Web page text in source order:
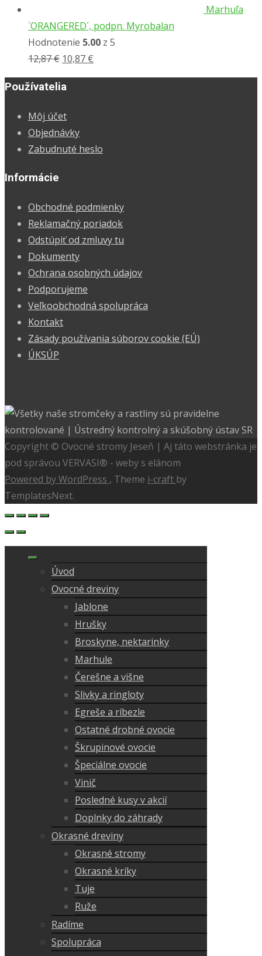
Marhuľa
´ORANGERED´, podpn. Myrobalan
Hodnotenie 5.00 z 5
12,87€ 10,87 €
Používatelia
Môj účet
Objednávky
Zabudnuté heslo
Informácie
Obchodné podmienky
Reklamačný poriadok
Odstúpiť od zmluvy tu
Dokumenty
Ochrana osobných údajov
Podporujeme
Veľkoobchodná spolupráca
Kontakt
Zásady používania súborov cookie (EÚ)
ÚKSÚP
Copyright © Ovocné stromy Jeseň | Aj táto webstránka je
pod správou VERVASI® - weby s elánom
Powered by WordPress , Theme i-craft by
TemplatesNext.
Úvod
Ovocné dreviny
Jablone
Hrušky
Broskyne, nektarinky
Marhule
Čerešne a višne
Slivky a ringloty
Egreše a ríbezle
Ostatné drobné ovocie
Škrupinové ovocie
Špeciálne ovocie
Vinič
Posledné kusy v akcií
Doplnky do záhrady
Okrasné dreviny
Okrasné stromy
Okrasné kríky
Tuje
Ruže
Radíme
Spolupráca